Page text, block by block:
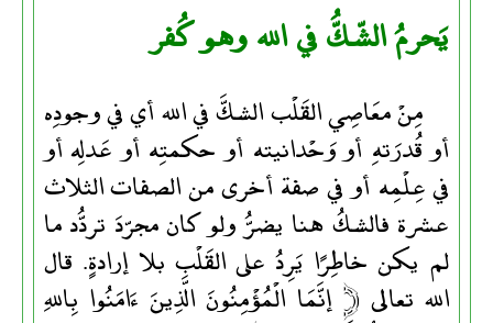
يَحرمُ الشّكُّ في الله وهو كُفر
مِنْ معَاصِي القَلْب الشكَّ في الله أي في وجودِه
أو قُدرَتهِ أو وَحْدانيته أو حكمتِه أو عَدلِه أو
في عِلْمِه أو في صفة أخرى من الصفات الثلاث
عشرة فالشكُ هنا يضرُّ ولو كان مجرّدَ تردُّد ما
لم يكن خاطِرًا يَرِدُ على القَلْب بلا إرادةٍ. قال
الله تعالى ﴿ إنَّمَا الْمُؤْمِنُونَ الَّذِينَ ءَامَنُوا بِاللهِ